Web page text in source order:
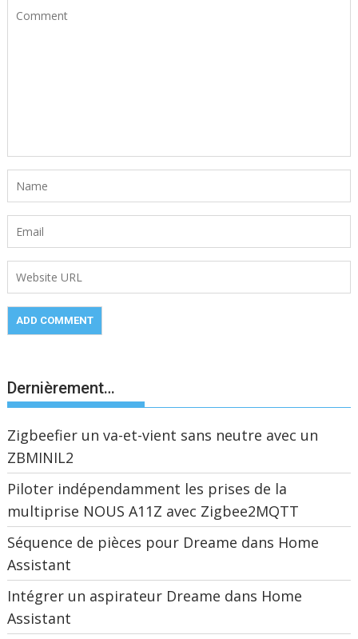
Dernièrement…
Zigbeefier un va-et-vient sans neutre avec un
ZBMINIL2
Piloter indépendamment les prises de la
multiprise NOUS A11Z avec Zigbee2MQTT
Séquence de pièces pour Dreame dans Home
Assistant
Intégrer un aspirateur Dreame dans Home
Assistant